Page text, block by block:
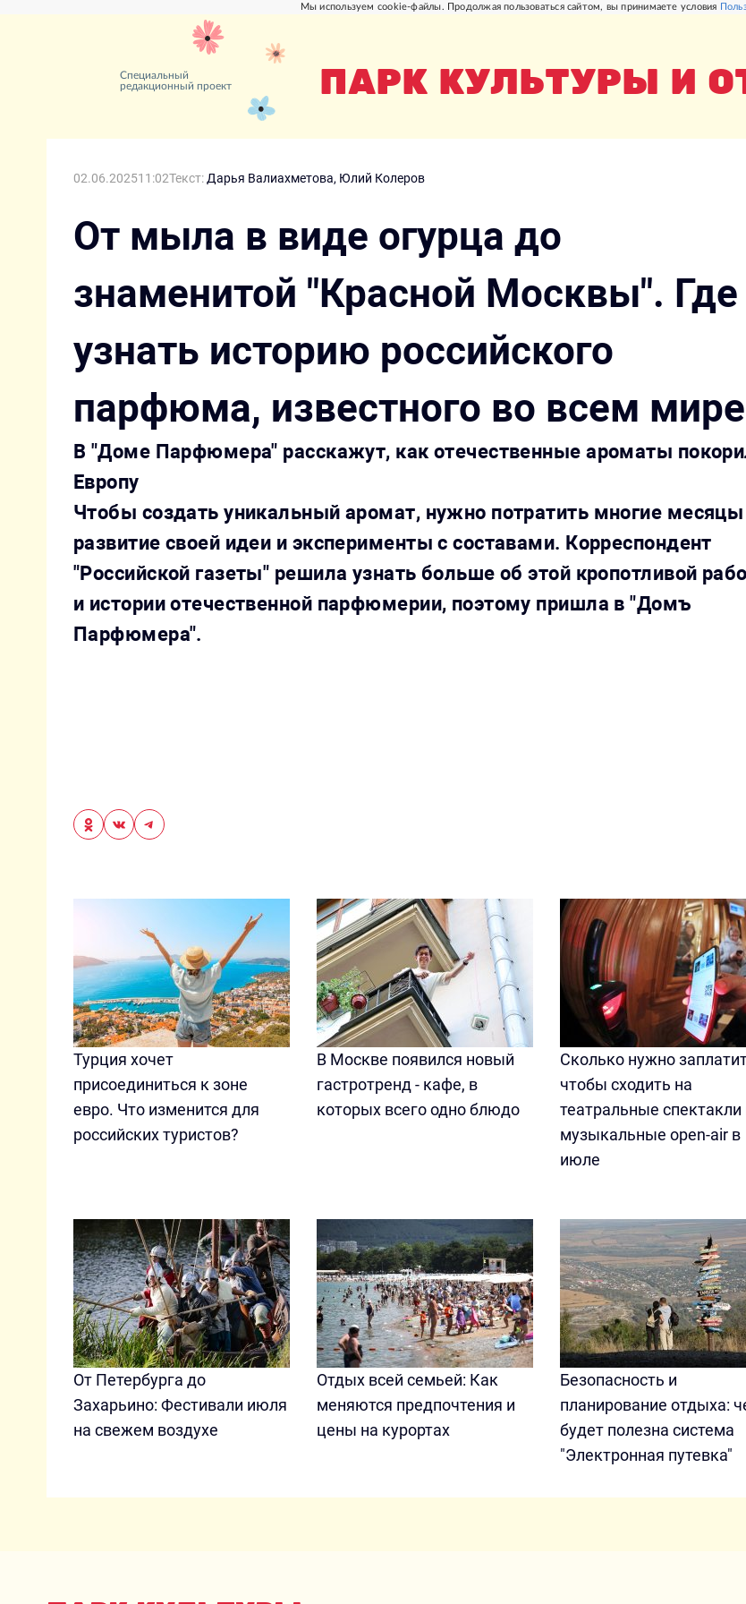
Мы используем cookie-файлы. Продолжая пользоваться сайтом, вы принимаете условия
Специальный
редакционный проект
ПАРК КУЛЬТУРЫ И
02.06.202511:02Текст: Дарья Валиахметова, Юлий Колеров
От мыла в виде огурца до
знаменитой "Красной Москвы". Где
узнать историю российского
парфюма, известного во всем мире
В "Доме Парфюмера" расскажут, как отечественные ароматы
Европу
Чтобы создать уникальный аромат, нужно потратить многие месяцы
развитие своей идеи и эксперименты с составами. Корреспондент
"Российской газеты" решила узнать больше об этой кропотливой
и истории отечественной парфюмерии, поэтому пришла в "Домъ
Парфюмера".
Турция хочет
присоединиться к зоне
евро. Что изменится для
российских туристов?
В Москве появился новый
гастротренд - кафе, в
которых всего одно блюдо
Сколько нужно
чтобы сходить на
театральные спектакли
музыкальные open-air в
июле
От Петербурга до
Захарьино: Фестивали июля
на свежем воздухе
Отдых всей семьей: Как
меняются предпочтения и
цены на курортах
Безопасность и
планирование отдыха:
будет полезна система
"Электронная путевка"